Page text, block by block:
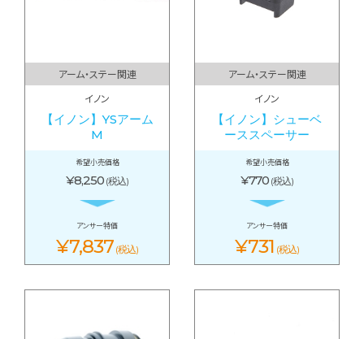
アーム・ステー関連
イノン
【イノン】YSアーム
M
希望小売価格
¥8,250 (税込)
アンサー特価
¥7,837 (税込)
アーム・ステー関連
イノン
【イノン】シューベ
ーススペーサー
希望小売価格
¥770 (税込)
アンサー特価
¥731 (税込)